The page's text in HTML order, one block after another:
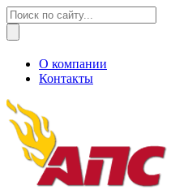
О компании
Контакты